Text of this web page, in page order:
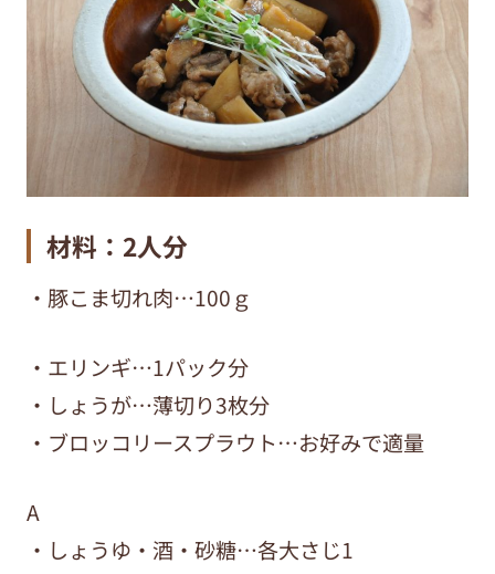
材料：2人分
・豚こま切れ肉…100ｇ
・エリンギ…1パック分
・しょうが…薄切り3枚分
・ブロッコリースプラウト…お好みで適量
A
・しょうゆ・酒・砂糖…各大さじ1